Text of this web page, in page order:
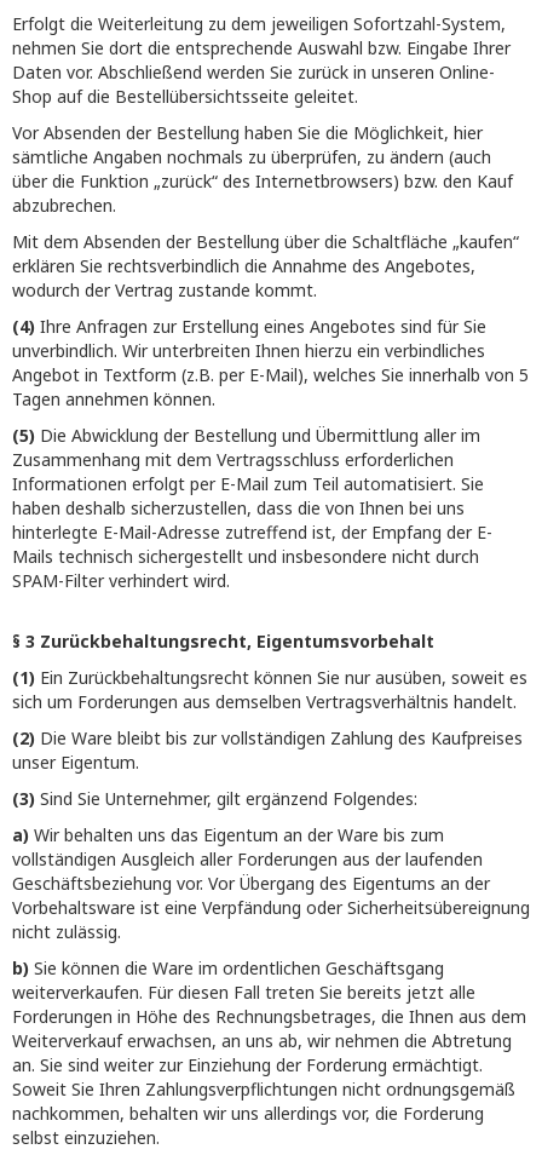
Erfolgt die Weiterleitung zu dem jeweiligen Sofortzahl-System,
nehmen Sie dort die entsprechende Auswahl bzw. Eingabe Ihrer
Daten vor. Abschließend werden Sie zurück in unseren Online-
Shop auf die Bestellübersichtsseite geleitet.
Vor Absenden der Bestellung haben Sie die Möglichkeit, hier
sämtliche Angaben nochmals zu überprüfen, zu ändern (auch
über die Funktion „zurück“ des Internetbrowsers) bzw. den Kauf
abzubrechen.
Mit dem Absenden der Bestellung über die Schaltfläche „kaufen“
erklären Sie rechtsverbindlich die Annahme des Angebotes,
wodurch der Vertrag zustande kommt.
(4) Ihre Anfragen zur Erstellung eines Angebotes sind für Sie
unverbindlich. Wir unterbreiten Ihnen hierzu ein verbindliches
Angebot in Textform (z.B. per E-Mail), welches Sie innerhalb von 5
Tagen annehmen können.
(5) Die Abwicklung der Bestellung und Übermittlung aller im
Zusammenhang mit dem Vertragsschluss erforderlichen
Informationen erfolgt per E-Mail zum Teil automatisiert. Sie
haben deshalb sicherzustellen, dass die von Ihnen bei uns
hinterlegte E-Mail-Adresse zutreffend ist, der Empfang der E-
Mails technisch sichergestellt und insbesondere nicht durch
SPAM-Filter verhindert wird.
§ 3 Zurückbehaltungsrecht, Eigentumsvorbehalt
(1) Ein Zurückbehaltungsrecht können Sie nur ausüben, soweit es
sich um Forderungen aus demselben Vertragsverhältnis handelt.
(2) Die Ware bleibt bis zur vollständigen Zahlung des Kaufpreises
unser Eigentum.
(3) Sind Sie Unternehmer, gilt ergänzend Folgendes:
a) Wir behalten uns das Eigentum an der Ware bis zum
vollständigen Ausgleich aller Forderungen aus der laufenden
Geschäftsbeziehung vor. Vor Übergang des Eigentums an der
Vorbehaltsware ist eine Verpfändung oder Sicherheitsübereignung
nicht zulässig.
b) Sie können die Ware im ordentlichen Geschäftsgang
weiterverkaufen. Für diesen Fall treten Sie bereits jetzt alle
Forderungen in Höhe des Rechnungsbetrages, die Ihnen aus dem
Weiterverkauf erwachsen, an uns ab, wir nehmen die Abtretung
an. Sie sind weiter zur Einziehung der Forderung ermächtigt.
Soweit Sie Ihren Zahlungsverpflichtungen nicht ordnungsgemäß
nachkommen, behalten wir uns allerdings vor, die Forderung
selbst einzuziehen.